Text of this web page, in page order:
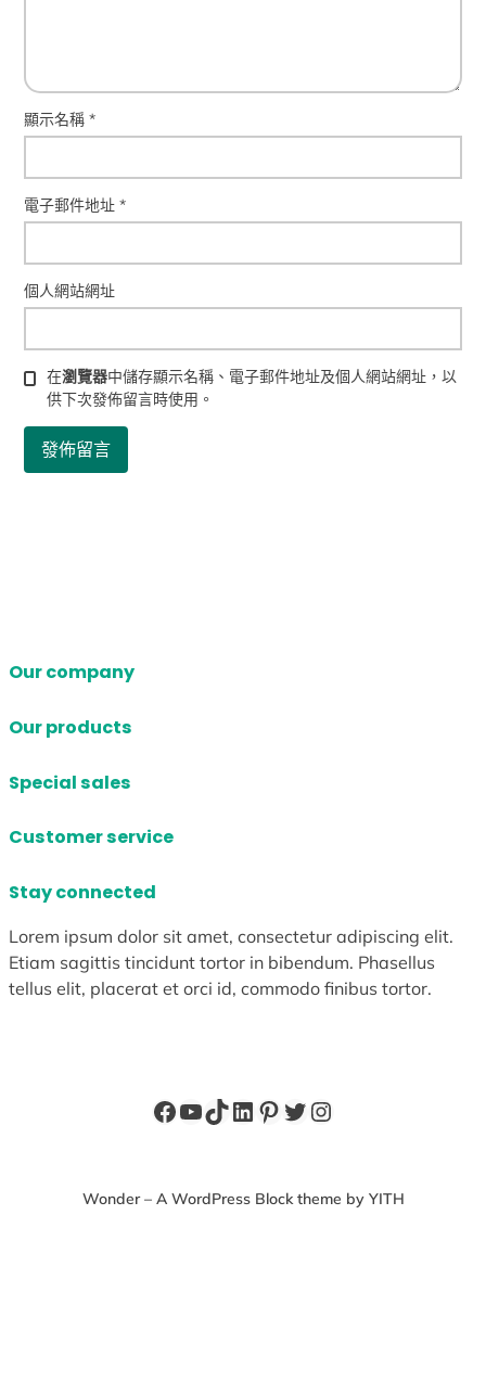
顯示名稱*
電子郵件地址*
個人網站網址
在瀏覽器中儲存顯示名稱、電子郵件地址及個人網站網址，以
供下次發佈留言時使用。
Our company
Our products
Special sales
Customer service
Stay connected
Lorem ipsum dolor sit amet, consectetur adipiscing elit.
Etiam sagittis tincidunt tortor in bibendum. Phasellus
tellus elit, placerat et orci id, commodo finibus tortor.
Facebook
YouTube
TikTok
LinkedIn
Pinterest
X Instagram
Wonder – A WordPress Block theme by YITH